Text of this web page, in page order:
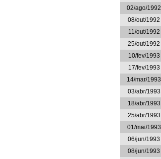
02/ago/1992
08/out/1992
11/out/1992
25/out/1992
10/fev/1993
17/fev/1993
14/mar/1993
03/abr/1993
18/abr/1993
25/abr/1993
01/mai/1993
06/jun/1993
08/jun/1993